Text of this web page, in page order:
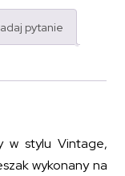
pytanie
w stylu Vintage,
wykonany na